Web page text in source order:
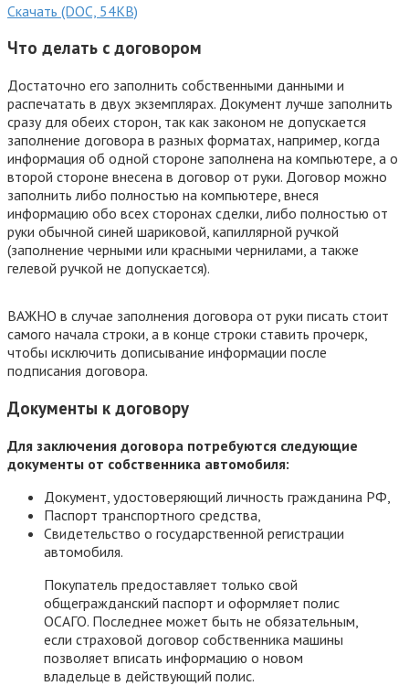
Скачать (DOC, 54KB)
Что делать с договором
Достаточно его заполнить собственными данными и
распечатать в двух экземплярах. Документ лучше заполнить
сразу для обеих сторон, так как законом не допускается
заполнение договора в разных форматах, например, когда
информация об одной стороне заполнена на компьютере, а о
второй стороне внесена в договор от руки. Договор можно
заполнить либо полностью на компьютере, внеся
информацию обо всех сторонах сделки, либо полностью от
руки обычной синей шариковой, капиллярной ручкой
(заполнение черными или красными чернилами, а также
гелевой ручкой не допускается).
ВАЖНО в случае заполнения договора от руки писать стоит
самого начала строки, а в конце строки ставить прочерк,
чтобы исключить дописывание информации после
подписания договора.
Документы к договору
Для заключения договора потребуются следующие
документы от собственника автомобиля:
Документ, удостоверяющий личность гражданина РФ,
Паспорт транспортного средства,
Свидетельство о государственной регистрации
автомобиля.
Покупатель предоставляет только свой
общегражданский паспорт и оформляет полис
ОСАГО. Последнее может быть не обязательным,
если страховой договор собственника машины
позволяет вписать информацию о новом
владельце в действующий полис.